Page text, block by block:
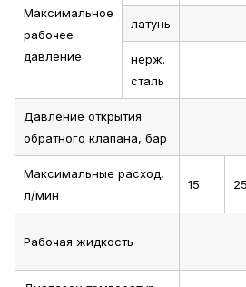
Максимальное
рабочее
давление
латунь
нерж.
сталь
Давление открытия
обратного клапана, бар
Максимальные расход,
л/мин
15 25
Рабочая жидкость